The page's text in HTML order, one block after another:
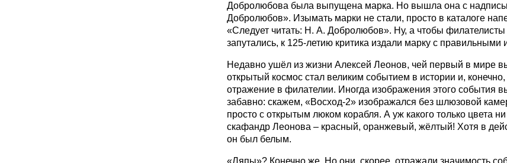
Добролюбова была выпущена марка. Но вышла она с
Добролюбов». Изымать марки не стали, просто в каталоге
«Следует читать: Н. А. Добролюбов». Ну, а чтобы филателисты
запутались, к 125-летию критика издали марку с правильными
Недавно ушёл из жизни Алексей Леонов, чей первый в мире
открытый космос стал великим событием в истории и,
отражение в филателии. Иногда изображения этого события
забавно: скажем, «Восход-2» изображался без шлюзовой
просто с открытым люком корабля. А уж какого только цвета
скафандр Леонова – красный, оранжевый, жёлтый! Хотя в
он был белым.
«Ляпы»? Конечно же. Но они, скорее, отражали значимость